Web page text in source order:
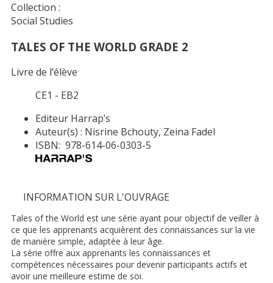
Collection :
Social Studies
TALES OF THE WORLD GRADE 2
Livre de l’élève
CE1 - EB2
Editeur Harrap’s
Auteur(s) : Nisrine Bchouty, Zeina Fadel
ISBN: 978-614-06-0303-5
INFORMATION SUR L'OUVRAGE
Tales of the World est une série ayant pour objectif de veiller à
ce que les apprenants acquièrent des connaissances sur la vie
de manière simple, adaptée à leur âge.
La série offre aux apprenants les connaissances et
compétences nécessaires pour devenir participants actifs et
avoir une meilleure estime de soi.